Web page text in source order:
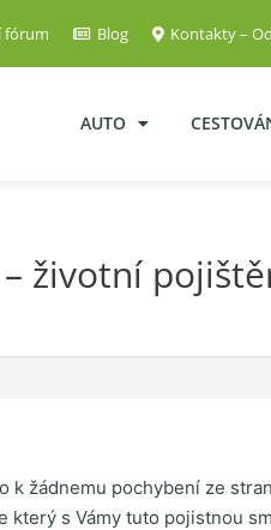
fórum Blog Kontakty –
AUTO
životní
k žádnemu pochybení ze
který s Vámy tuto pojistnou